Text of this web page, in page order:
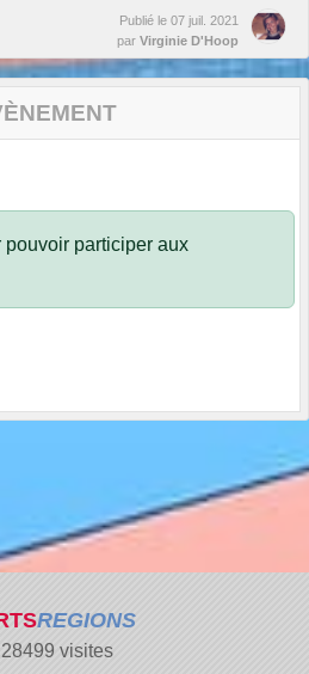
Publié le 07 juil. 2021
par Virginie D'Hoop
pouvoir participer aux
REGIONS
28499 visites